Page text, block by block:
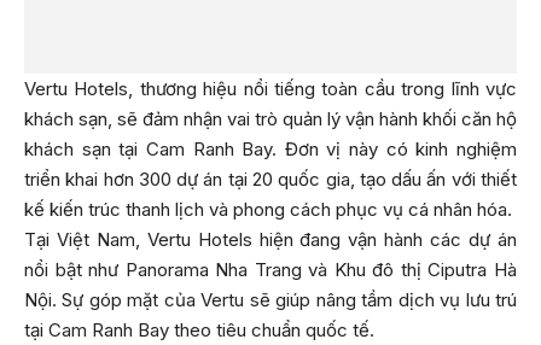
Vertu Hotels, thương hiệu nổi tiếng toàn cầu trong lĩnh vực
khách sạn, sẽ đảm nhận vai trò quản lý vận hành khối căn hộ
khách sạn tại Cam Ranh Bay. Đơn vị này có kinh nghiệm
triển khai hơn 300 dự án tại 20 quốc gia, tạo dấu ấn với thiết
kế kiến trúc thanh lịch và phong cách phục vụ cá nhân hóa.
Tại Việt Nam, Vertu Hotels hiện đang vận hành các dự án
nổi bật như Panorama Nha Trang và Khu đô thị Ciputra Hà
Nội. Sự góp mặt của Vertu sẽ giúp nâng tầm dịch vụ lưu trú
tại Cam Ranh Bay theo tiêu chuẩn quốc tế.